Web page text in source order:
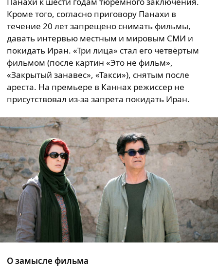
Кроме того, согласно приговору Панахи в
течение 20 лет запрещено снимать фильмы,
давать интервью местным и мировым СМИ и
покидать Иран. «Три лица» стал его четвёртым
фильмом (после картин «Это не фильм»,
«Закрытый занавес», «Такси»), снятым после
ареста. На премьере в Каннах режиссер не
присутствовал из-за запрета покидать Иран.
О замысле фильма